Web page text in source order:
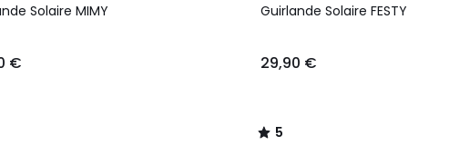
Solaire MIMY
€
Guirlande Solaire FESTY
29,90 €
/
5
/